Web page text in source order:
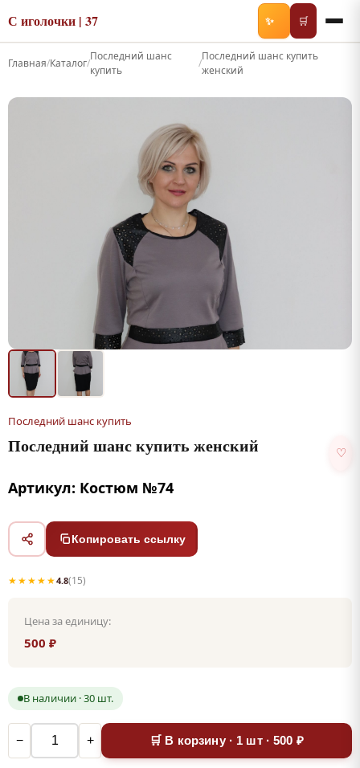
С иголочки | 37 ✨ 🛒
Главная/Каталог/
Последний шанс
купить
/
Последний шанс купить
женский
Последний шанс купить
Последний шанс купить женский ♡
Артикул: Костюм №74
Копировать ссылку
★★★★★4.8(15)
Цена за единицу:
500 ₽
В наличии · 30 шт.
− + 🛒 В корзину · 1 шт · 500 ₽